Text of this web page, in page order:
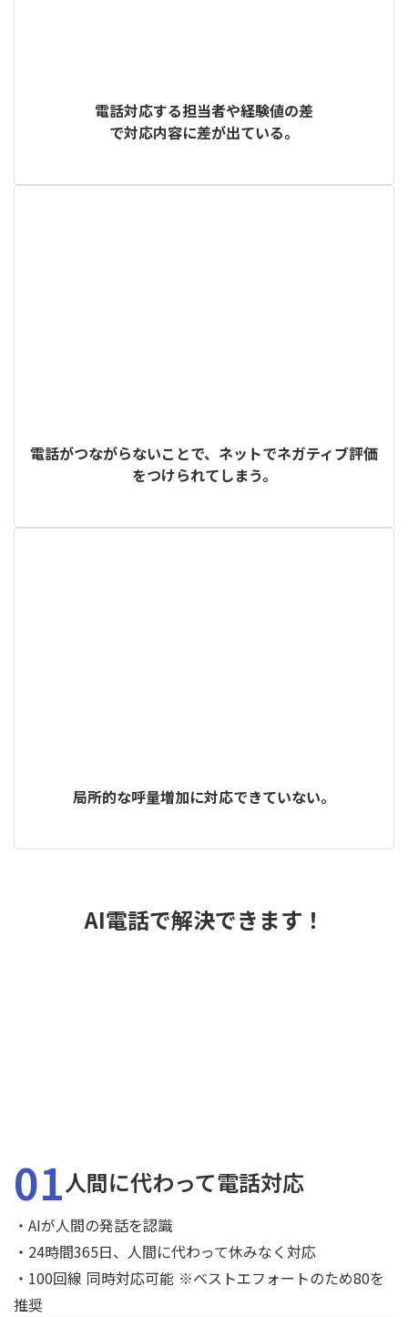
電話対応する担当者や経験値の差
で対応内容に差が出ている。
電話がつながらないことで、ネットでネガティブ評価
をつけられてしまう。
局所的な呼量増加に対応できていない。
AI電話で解決できます！
01人間に代わって電話対応
・AIが人間の発話を認識
・24時間365日、人間に代わって休みなく対応
・100回線 同時対応可能 ※ベストエフォートのため80を
推奨